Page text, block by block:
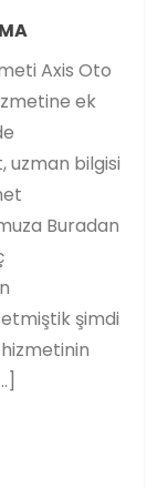
Axis Oto
ek
uzman bilgisi
Buradan
şimdi